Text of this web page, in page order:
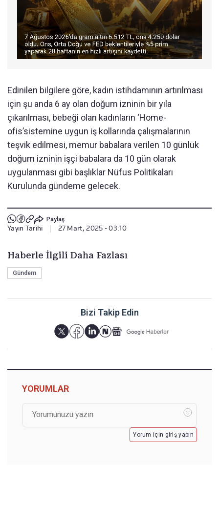
Edinilen bilgilere göre, kadın istihdamının artırılması
için şu anda 6 ay olan doğum izninin bir yıla
çıkarılması, bebeği olan kadınların ‘Home-
ofis’sistemine uygun iş kollarında çalışmalarının
teşvik edilmesi, memur babalara verilen 10 günlük
doğum izninin işçi babalara da 10 gün olarak
uygulanması gibi başlıklar Nüfus Politikaları
Kurulunda gündeme gelecek.
Paylaş
Yayın Tarihi 27 Mart, 2025 - 03:10
Haberle İlgili Daha Fazlası
Gündem
Bizi Takip Edin
YORUMLAR
Yorum için giriş yapın